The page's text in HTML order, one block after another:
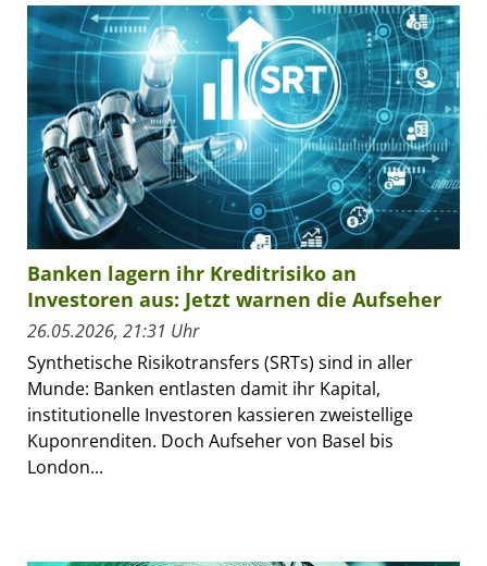
Banken lagern ihr Kreditrisiko an
Investoren aus: Jetzt warnen die Aufseher
26.05.2026, 21:31 Uhr
Synthetische Risikotransfers (SRTs) sind in aller
Munde: Banken entlasten damit ihr Kapital,
institutionelle Investoren kassieren zweistellige
Kuponrenditen. Doch Aufseher von Basel bis
London...